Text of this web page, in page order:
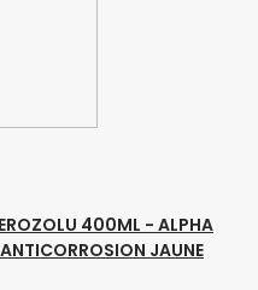
400ML - ALPHA
JAUNE